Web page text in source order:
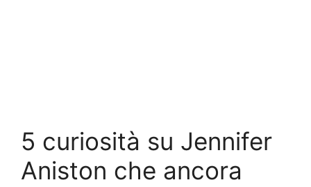
5 curiosità su Jennifer
Aniston che ancora